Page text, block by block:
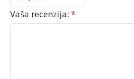
Vaša recenzija: *